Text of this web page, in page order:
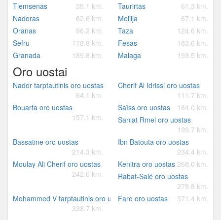
Tlemsenas
35.1 km. Taurirtas
61.3 km.
Nadoras
62.6 km. Melilja
67.1 km.
Oranas
96.2 km. Taza
124.6 km.
Sefru
178.8 km. Fesas
183.6 km.
Granada
189.8 km. Malaga 193.5 km.
Oro uostai
Nador tarptautinis oro uostas
64.1 km.
Cherif Al Idrissi oro uostas
111.7 km.
Bouarfa oro uostas
157.1 km.
Saïss oro uostas
184.0 km.
Saniat Rmel oro uostas
199.7 km.
Bassatine oro uostas
214.3 km.
Ibn Batouta oro uostas
234.4 km.
Moulay Ali Cherif oro uostas
242.6 km.
Kenitra oro uostas 268.0 km.
Rabat-Salé oro uostas
279.8 km.
Mohammed V tarptautinis oro uostas
338.7 km.
Faro oro uostas 371.4 km.